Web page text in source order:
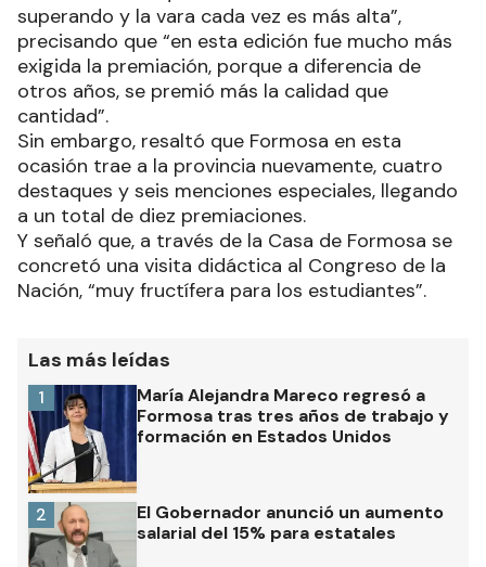
superando y la vara cada vez es más alta”,
precisando que “en esta edición fue mucho más
exigida la premiación, porque a diferencia de
otros años, se premió más la calidad que
cantidad”.
Sin embargo, resaltó que Formosa en esta
ocasión trae a la provincia nuevamente, cuatro
destaques y seis menciones especiales, llegando
a un total de diez premiaciones.
Y señaló que, a través de la Casa de Formosa se
concretó una visita didáctica al Congreso de la
Nación, “muy fructífera para los estudiantes”.
Las más leídas
María Alejandra Mareco regresó a
Formosa tras tres años de trabajo y
formación en Estados Unidos
1
El Gobernador anunció un aumento
salarial del 15% para estatales
2